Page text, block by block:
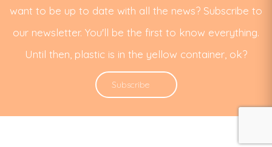
want to be up to date with all the news? Subscribe to
our newsletter. You'll be the first to know everything.
Until then, plastic is in the yellow container, ok?
Subscribe